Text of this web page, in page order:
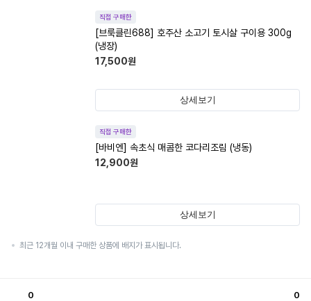
직접 구매한
[브룩클린688] 호주산 소고기 토시살 구이용 300g
(냉장)
17,500원
상세보기
직접 구매한
[바비엔] 속초식 매콤한 코다리조림 (냉동)
12,900원
상세보기
최근 12개월 이내 구매한 상품에 배지가 표시됩니다.
0 0